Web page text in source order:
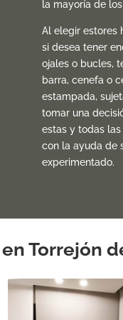
la mayoría de
Al elegir estores
si desea tener
ojales o bucles,
barra, cenefa o
estampada,
tomar una
estas y todas
con la ayuda de
experimentado.
Torrejón